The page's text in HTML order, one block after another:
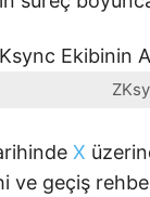
X
geçiş